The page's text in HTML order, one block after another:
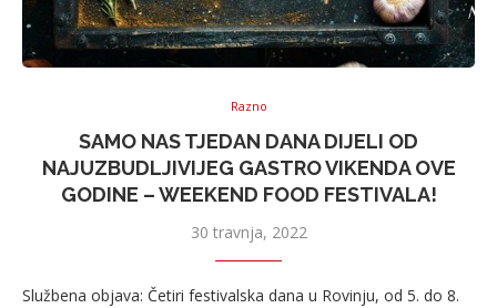
Razno
SAMO NAS TJEDAN DANA DIJELI OD
NAJUZBUDLJIVIJEG GASTRO VIKENDA OVE
GODINE – WEEKEND FOOD FESTIVALA!
30 travnja, 2022
Službena objava: Četiri festivalska dana u Rovinju, od 5. do 8.